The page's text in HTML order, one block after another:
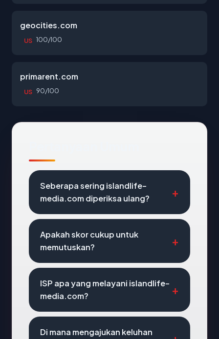
geocities.com
US 100/100
primarent.com
US 90/100
Seberapa sering islandlife-
media.com diperiksa ulang?
Apakah skor cukup untuk
memutuskan?
ISP apa yang melayani islandlife-
media.com?
Di mana mengajukan keluhan